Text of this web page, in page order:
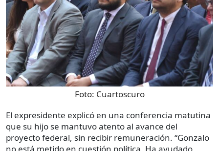
Foto: Cuartoscuro
El expresidente explicó en una conferencia matutina
que su hijo se mantuvo atento al avance del
proyecto federal, sin recibir remuneración. “Gonzalo